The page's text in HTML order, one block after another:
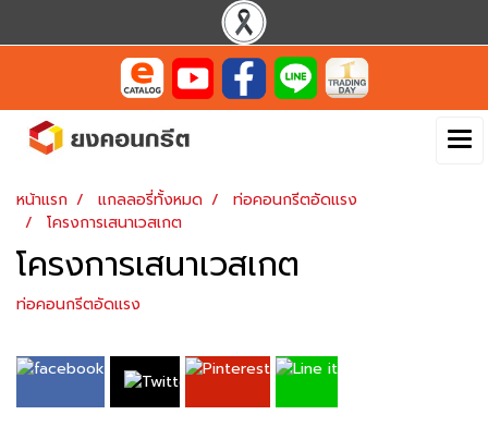
หน้าแรก แกลลอรี่ทั้งหมด
ท่อคอนกรีตอัดแรง
โครงการเสนาเวสเกต
โครงการเสนาเวสเกต
ท่อคอนกรีตอัดแรง